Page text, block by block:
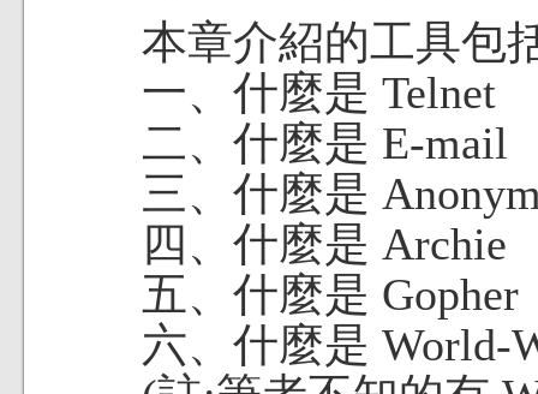
本章介紹的工具包
一、什麼是 Telnet
二、什麼是 E-mail
三、什麼是
四、什麼是 Archie
五、什麼是 Gopher
六、什麼是 World-